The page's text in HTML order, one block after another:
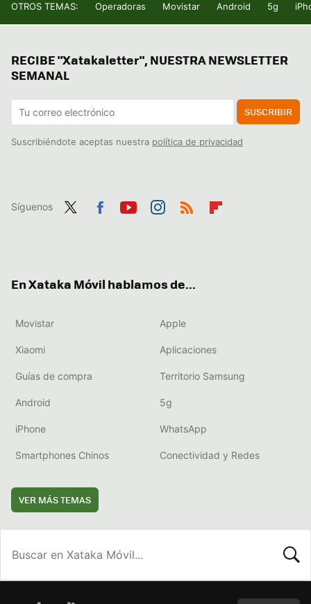
OTROS TEMAS: Operadoras Movistar Android 5g
RECIBE "Xatakaletter", NUESTRA NEWSLETTER
SEMANAL
SUSCRIBIR
Suscribiéndote aceptas nuestra política de privacidad
Síguenos
En Xataka Móvil hablamos de...
Movistar Apple
Xiaomi Aplicaciones
Guías de compra Territorio Samsung
Android 5g
iPhone WhatsApp
Smartphones Chinos Conectividad y Redes
VER MÁS TEMAS